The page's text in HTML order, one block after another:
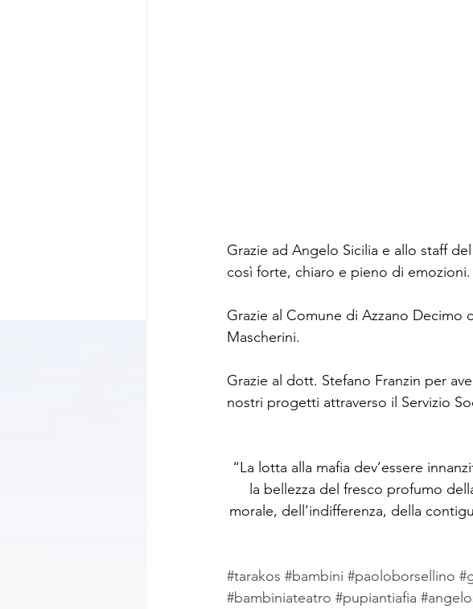
Grazie ad Angelo Sicilia e allo staff
così forte, chiaro e pieno di emozioni.
Grazie al Comune di Azzano
Mascherini.
Grazie al dott. Stefano Franzin per
nostri progetti attraverso il Servizio
“La lotta alla mafia dev’essere
la bellezza del fresco profumo
morale, dell’indifferenza, della
#tarakos #bambini #paoloborsellino
#bambiniateatro #pupiantiafia